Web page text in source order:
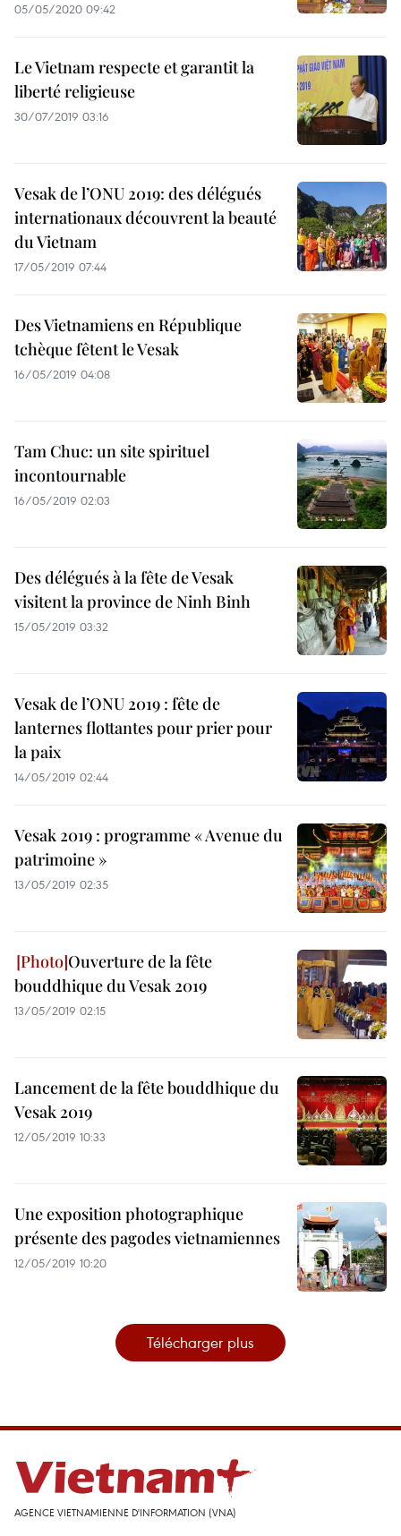
05/05/2020 09:42
Le Vietnam respecte et garantit la
liberté religieuse
30/07/2019 03:16
Vesak de l’ONU 2019: des délégués
internationaux découvrent la beauté
du Vietnam
17/05/2019 07:44
Des Vietnamiens en République
tchèque fêtent le Vesak
16/05/2019 04:08
Tam Chuc: un site spirituel
incontournable
16/05/2019 02:03
Des délégués à la fête de Vesak
visitent la province de Ninh Binh
15/05/2019 03:32
Vesak de l’ONU 2019 : fête de
lanternes flottantes pour prier pour
la paix
14/05/2019 02:44
Vesak 2019 : programme « Avenue du
patrimoine »
13/05/2019 02:35
Ouverture de la fête
bouddhique du Vesak 2019
13/05/2019 02:15
Lancement de la fête bouddhique du
Vesak 2019
12/05/2019 10:33
Une exposition photographique
présente des pagodes vietnamiennes
12/05/2019 10:20
Télécharger plus
AGENCE VIETNAMIENNE D'INFORMATION (VNA)